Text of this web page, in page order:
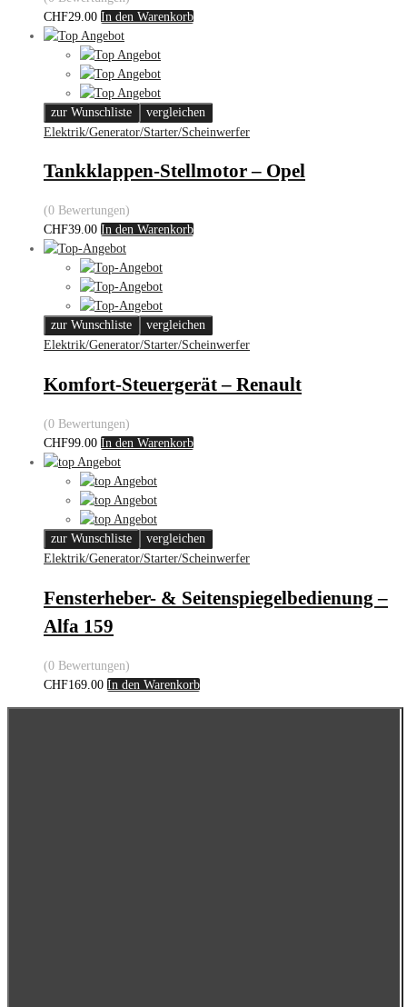
CHF29.00 In den Warenkorb
zur Wunschliste
vergleichen
Elektrik/Generator/Starter/Scheinwerfer
Tankklappen-Stellmotor – Opel
(0 Bewertungen)
CHF39.00 In den Warenkorb
zur Wunschliste
vergleichen
Elektrik/Generator/Starter/Scheinwerfer
Komfort-Steuergerät – Renault
(0 Bewertungen)
CHF99.00 In den Warenkorb
zur Wunschliste
vergleichen
Elektrik/Generator/Starter/Scheinwerfer
Fensterheber- & Seitenspiegelbedienung –
Alfa 159
(0 Bewertungen)
CHF169.00 In den Warenkorb